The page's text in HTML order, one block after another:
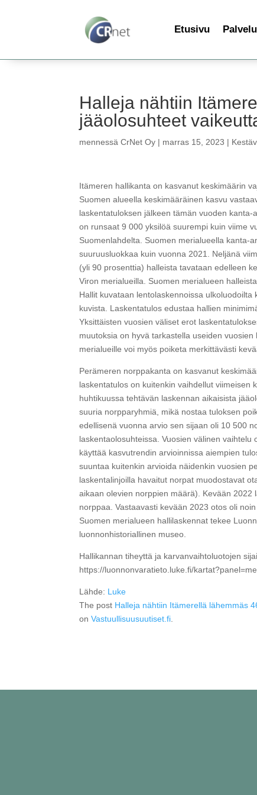
Etusivu
Halleja nähtiin
jääolosuhteet
mennessäCrNet Oy | marras 15, 2023 |
Itämeren hallikanta on kasvanut keskimäärin
Suomen alueella keskimääräinen kasvu
laskentatuloksen jälkeen tämän vuoden
on runsaat 9 000 yksilöä suurempi kuin viime
Suomenlahdelta. Suomen merialueella kanta-
suuruusluokkaa kuin vuonna 2021. Neljänä
(yli 90 prosenttia) halleista tavataan edelleen
Viron merialueilla. Suomen merialueen
Hallit kuvataan lentolaskennoissa
kuvista. Laskentatulos edustaa hallien
Yksittäisten vuosien väliset erot
muutoksia on hyvä tarkastella useiden
merialueille voi myös poiketa merkittävästi
Perämeren norppakanta on kasvanut
laskentatulos on kuitenkin vaihdellut viimeisen
huhtikuussa tehtävän laskennan aikaisista
suuria norpparyhmiä, mikä nostaa tuloksen
edellisenä vuonna arvio sen sijaan oli 10 500
laskentaolosuhteissa. Vuosien välinen
käyttää kasvutrendin arvioinnissa aiempien
suuntaa kuitenkin arvioida näidenkin vuosien
laskentalinjoilla havaitut norpat muodostavat
aikaan olevien norppien määrä). Kevään
norppaa. Vastaavasti kevään 2023 otos oli
Suomen merialueen hallilaskennat tekee
luonnonhistoriallinen museo.
Hallikannan tiheyttä ja karvanvaihtoluotojen
https://luonnonvaratieto.luke.fi/
Lähde: Luke
The post Halleja nähtiin Itämerellä lähemmäs
onVastuullisuusuutiset.fi